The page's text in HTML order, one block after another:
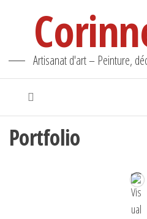
Artisanat d'art – Peinture,
Portfolio